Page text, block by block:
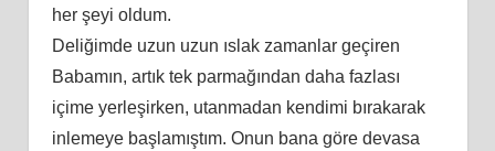
her şeyi oldum.
Deliğimde uzun uzun ıslak zamanlar geçiren
Babamın, artık tek parmağından daha fazlası
içime yerleşirken, utanmadan kendimi bırakarak
inlemeye başlamıştım. Onun bana göre devasa